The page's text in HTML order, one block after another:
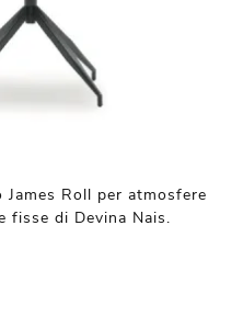
Roll per atmosfere
fisse di Devina Nais.